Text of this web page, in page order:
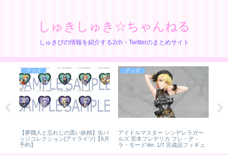
しゅきしゅき☆ちゃんねる
しゅきぴの情報を紹介する2ch・Twitterのまとめサイト
グッズ
【夢職人と忘れじの黒い妖精】缶バ
ッジコレクション[アイライツ]【6月
予約】
グッズ
アイドルマスター シンデレラガー
ルズ 宮本フレデリカ フレ・デ・
ラ・モードVer. 1/7 完成品フィギュ